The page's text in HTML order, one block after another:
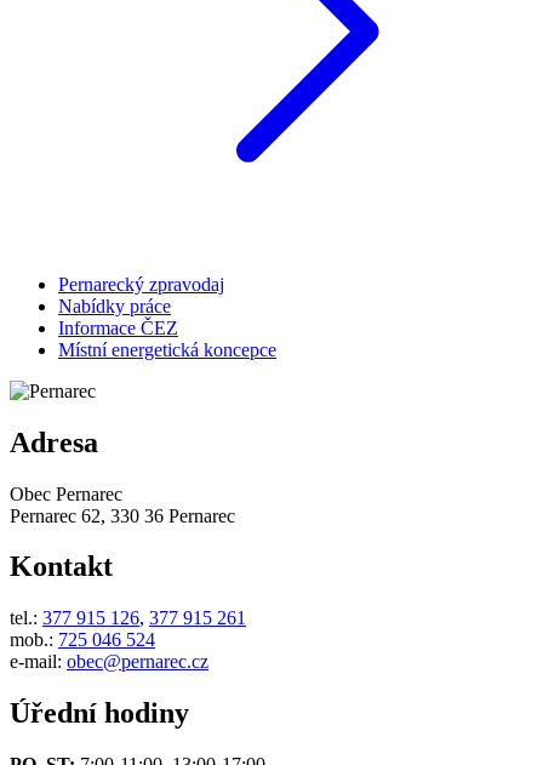
Pernarecký zpravodaj
Nabídky práce
Informace ČEZ
Místní energetická koncepce
Adresa
Obec Pernarec
Pernarec 62, 330 36 Pernarec
Kontakt
tel.: 377 915 126, 377 915 261
mob.: 725 046 524
e-mail: obec@pernarec.cz
Úřední hodiny